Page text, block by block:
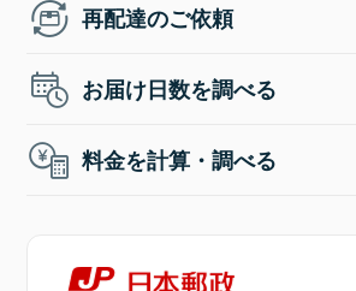
再配達のご依頼
お届け日数を調べる
料金を計算・調べる